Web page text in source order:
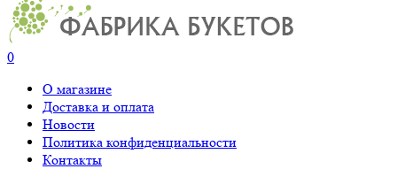
0
О магазине
Доставка и оплата
Новости
Политика конфиденциальности
Контакты